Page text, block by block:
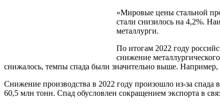
«Мировые цены стальной
стали снизилось на 4,2%.
металлурги.
По итогам 2022 году
снижение
снижалось, темпы спада были значительно выше. Например,
Снижение производства в 2022 году произошло из-за спада
60,5 млн тонн. Спад обусловлен сокращением экспорта в